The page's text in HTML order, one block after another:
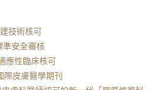
技術核可
準安全審核
應性臨床核可
際皮膚醫學期刊